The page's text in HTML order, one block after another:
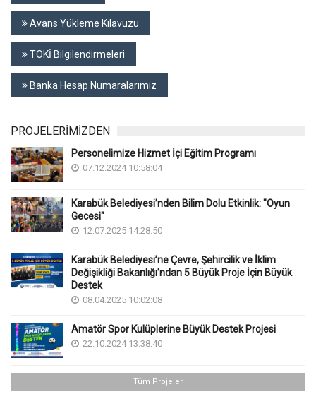
Avans Yükleme Kılavuzu
TOKİ Bilgilendirmeleri
Banka Hesap Numaralarımız
PROJELERİMİZDEN
Personelimize Hizmet İçi Eğitim Programı
07.12.2024 10:58:04
Karabük Belediyesi’nden Bilim Dolu Etkinlik: "Oyun
Gecesi"
12.07.2025 14:28:50
Karabük Belediyesi’ne Çevre, Şehircilik ve İklim
Değişikliği Bakanlığı’ndan 5 Büyük Proje İçin Büyük
Destek
08.04.2025 10:02:08
Amatör Spor Kulüplerine Büyük Destek Projesi
22.10.2024 13:38:40
Tüm Projeler